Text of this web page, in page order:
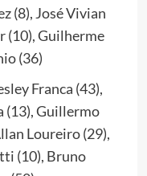
(8), José Vivian
(10), Guilherme
(36)
Franca (43),
(13), Guillermo
Loureiro (29),
(10), Bruno